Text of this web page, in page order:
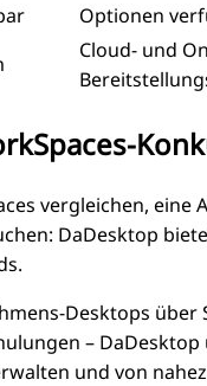
Optionen
Cloud- und
vergleichen, eine
DaDesktop
Desktops
–
und von